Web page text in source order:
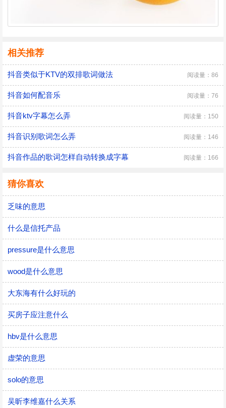
相关推荐
抖音类似于KTV的双排歌词做法 阅读量：86
抖音如何配音乐 阅读量：76
抖音ktv字幕怎么弄 阅读量：150
抖音识别歌词怎么弄 阅读量：146
抖音作品的歌词怎样自动转换成字幕 阅读量：166
猜你喜欢
乏味的意思
什么是信托产品
pressure是什么意思
wood是什么意思
大东海有什么好玩的
买房子应注意什么
hbv是什么意思
虚荣的意思
solo的意思
吴昕李维嘉什么关系